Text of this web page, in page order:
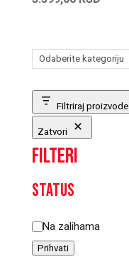
Odaberite
Filtriraj proizvode
Zatvori
Filteri
Status
Status
Na zalihama
Prihvati